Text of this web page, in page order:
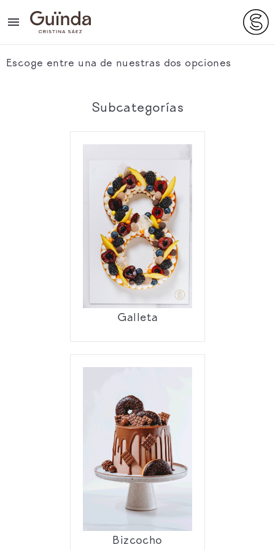

Escoge entre una de nuestras dos opciones
Subcategorías
Galleta
Bizcocho